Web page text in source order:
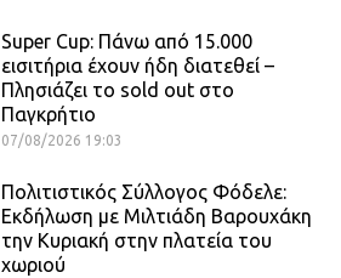
Super Cup: Πάνω από 15.000
εισιτήρια έχουν ήδη διατεθεί –
Πλησιάζει το sold out στο
Παγκρήτιο
07/08/2026 19:03
Πολιτιστικός Σύλλογος Φόδελε:
Εκδήλωση με Μιλτιάδη Βαρουχάκη
την Κυριακή στην πλατεία του
χωριού